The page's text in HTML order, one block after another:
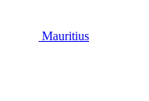
Mauritius